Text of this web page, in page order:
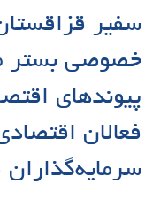
سفیر
خصوصی بستر
پیوندهای
فعالان